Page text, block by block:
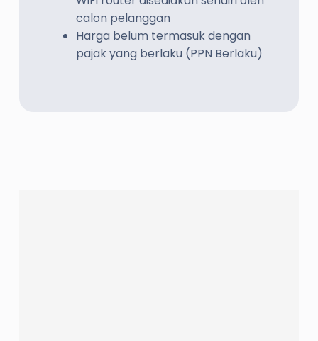
calon pelanggan
Harga belum termasuk dengan
pajak yang berlaku (PPN Berlaku)